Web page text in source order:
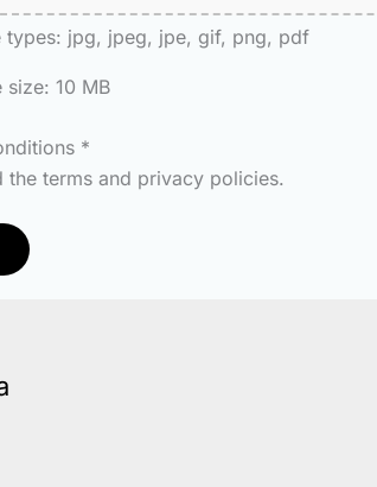
types: jpg, jpeg, jpe, gif, png, pdf
size: 10 MB
*
the terms and privacy policies.